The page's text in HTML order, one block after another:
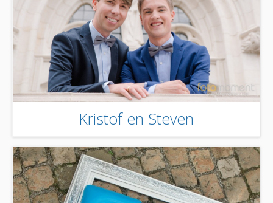
Kristof en Steven